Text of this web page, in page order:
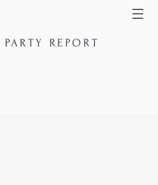
PARTY REPORT